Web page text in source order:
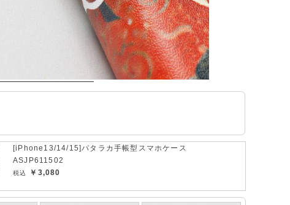
[iPhone13/14/15]パタラカ手帳型スマホケース
ASJP611502
￥3,080